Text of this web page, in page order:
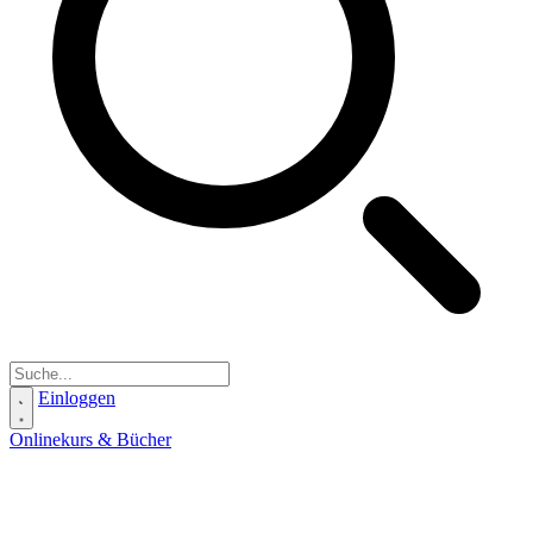
Einloggen
Onlinekurs & Bücher